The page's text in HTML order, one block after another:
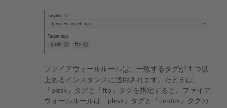
ファイアウォールルールは、一致するタグが 1 つ以
上あるインスタンスに適用されます。たとえば、
「plesk」タグと「ftp」タグを指定すると、ファイア
ウォールルールは「plesk」タグと「centos」タグの